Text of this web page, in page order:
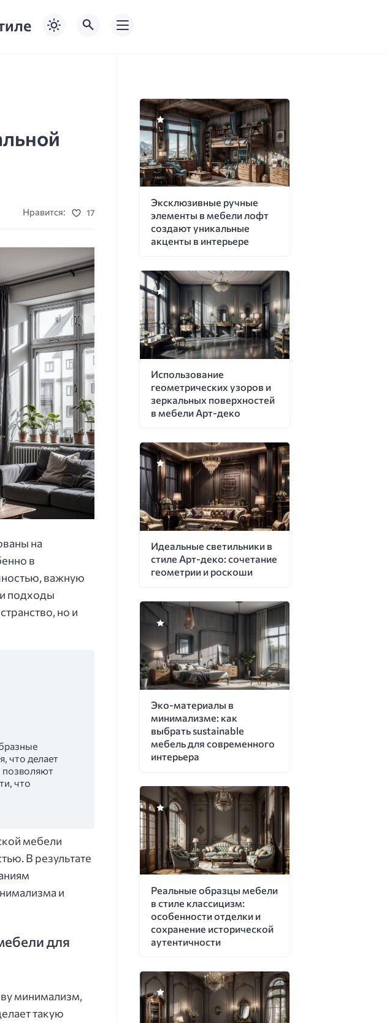
Нравится: 17
на
в
важную
подходы
но и
что делает
позволяют
что
мебели
В результате
и
для
минимализм,
такую
Эксклюзивные ручные
элементы в мебели лофт
создают уникальные
акценты в интерьере
Использование
геометрических узоров и
зеркальных поверхностей
в мебели Арт-деко
Идеальные светильники в
стиле Арт-деко: сочетание
геометрии и роскоши
Эко-материалы в
минимализме: как
выбрать sustainable
мебель для современного
интерьера
Реальные образцы мебели
в стиле классицизм:
особенности отделки и
сохранение исторической
аутентичности